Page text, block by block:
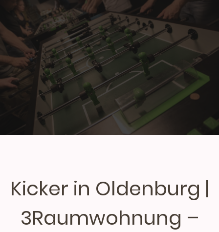
Kicker in Oldenburg |
3Raumwohnung –